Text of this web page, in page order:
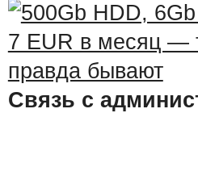
Связь с